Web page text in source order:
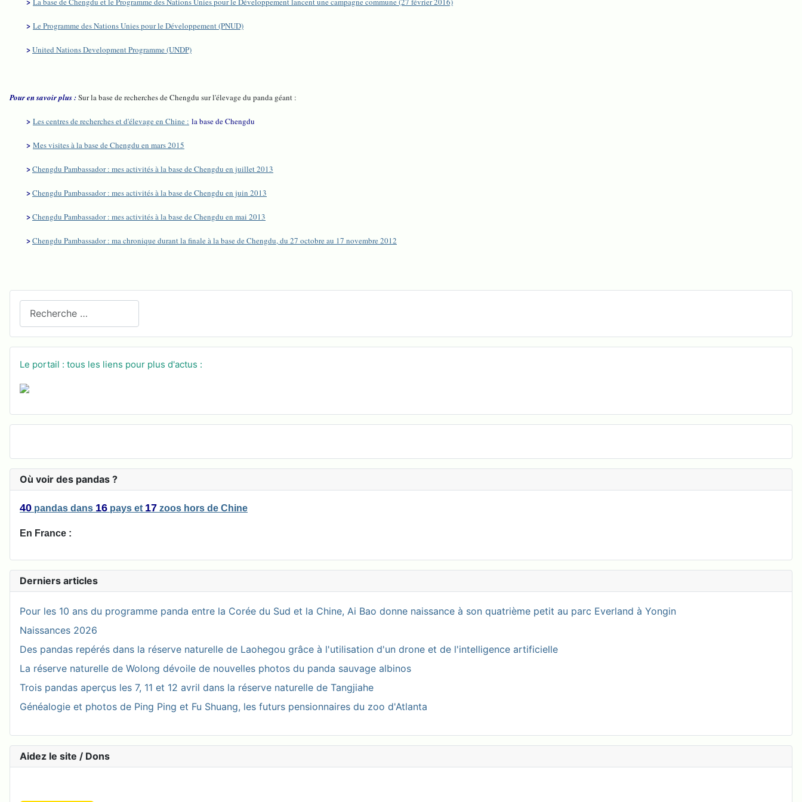
Le portail : tous les liens pour plus d'actus :
Où voir des pandas ?
40 pandas dans 16 pays et 17 zoos hors de Chine
En France :
Derniers articles
Pour les 10 ans du programme panda entre la Corée du Sud et la Chine, Ai Bao donne naissance à son quatrième petit au parc Everland à Yongin
Naissances 2026
Des pandas repérés dans la réserve naturelle de Laohegou grâce à l'utilisation d'un drone et de l'intelligence artificielle
La réserve naturelle de Wolong dévoile de nouvelles photos du panda sauvage albinos
Trois pandas aperçus les 7, 11 et 12 avril dans la réserve naturelle de Tangjiahe
Généalogie et photos de Ping Ping et Fu Shuang, les futurs pensionnaires du zoo d'Atlanta
Aidez le site / Dons
> Le Programme des Nations Unies pour le Développement (PNUD)
>United Nations Development Programme (UNDP)
Pour en savoir plus :Sur la base de recherches de Chengdu sur l'élevage du panda géant :
> Les centres de recherches et d'élevage en Chine : la base de Chengdu
> Mes visites à la base de Chengdu en mars 2015
>Chengdu Pambassador : mes activités à la base de Chengdu en juillet 2013
>Chengdu Pambassador : mes activités à la base de Chengdu en juin 2013
>Chengdu Pambassador : mes activités à la base de Chengdu en mai 2013
>Chengdu Pambassador : ma chronique durant la finale à la base de Chengdu, du 27 octobre au 17 novembre 2012